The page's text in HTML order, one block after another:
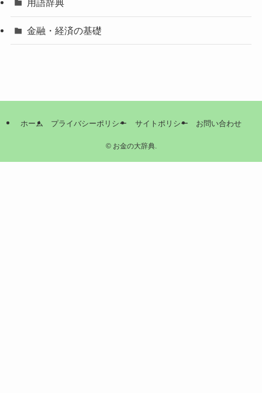
用語辞典
金融・経済の基礎
ホーム プライバシーポリシー サイトポリシー お問い合わせ
©お金の大辞典.